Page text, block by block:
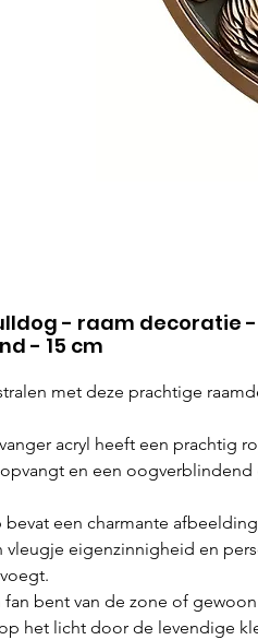
- raam decoratie
- 15 cm
met deze prachtige
acryl heeft een prachtig
en een oogverblindend
een charmante
vleugje eigenzinnigheid en
fan bent van de zone of
het licht door de levendige